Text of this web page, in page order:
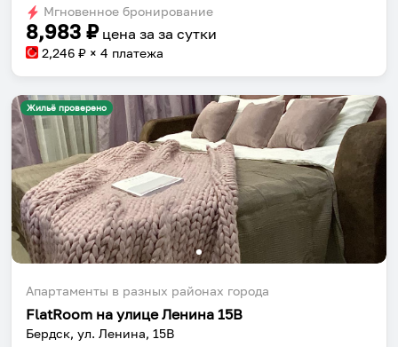
for
changing
Мгновенное бронирование
8,983 ₽ цена за за сутки
2,246 ₽ × 4 платежа
Жильё проверено
Апартаменты в разных районах города
FlatRoom на улице Ленина 15В
Бердск, ул. Ленина, 15В